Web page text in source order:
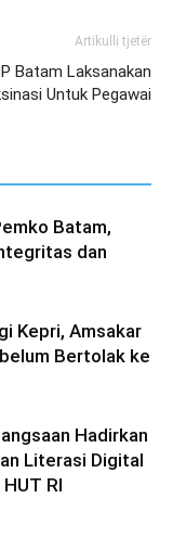
Artikulli tjetër
Batam Laksanakan
Untuk Pegawai
Batam,
dan
Kepri, Amsakar
Bertolak ke
Hadirkan
Literasi Digital
RI